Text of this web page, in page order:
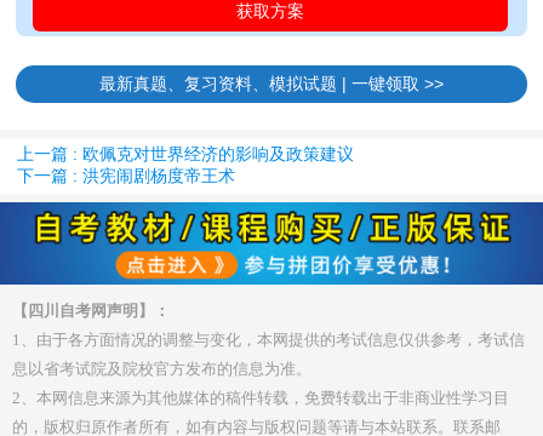
最新真题、复习资料、模拟试题 | 一键领取 >>
上一篇 : 欧佩克对世界经济的影响及政策建议
下一篇 : 洪宪闹剧杨度帝王术
【四川自考网声明】：
1、由于各方面情况的调整与变化，本网提供的考试信息仅供参考，考试信
息以省考试院及院校官方发布的信息为准。
2、本网信息来源为其他媒体的稿件转载，免费转载出于非商业性学习目
的，版权归原作者所有，如有内容与版权问题等请与本站联系。联系邮